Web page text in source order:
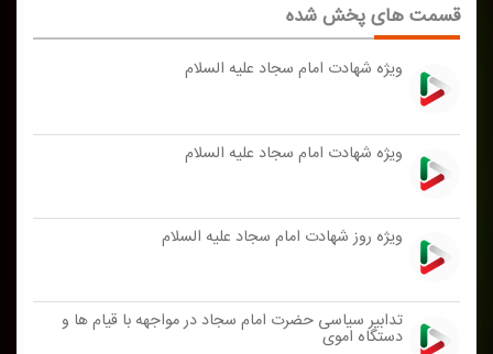
قسمت های پخش شده
ویژه شهادت امام سجاد علیه السلام
ویژه شهادت امام سجاد علیه السلام
ویژه روز شهادت امام سجاد علیه السلام
تدابیر سیاسی حضرت امام سجاد در مواجهه با قیام ها و
دستگاه اموی